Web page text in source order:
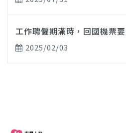
工作聘僱期滿時，回國機票
2025/02/03